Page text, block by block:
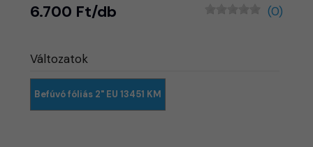
6.700 Ft/db (0)
Változatok
Befúvó fóliás 2" EU 13451 KM